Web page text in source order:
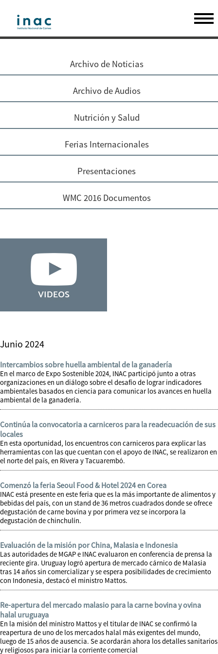
Archivo de Noticias
Archivo de Audios
Nutrición y Salud
Ferias Internacionales
Presentaciones
WMC 2016 Documentos
Junio 2024
Intercambios sobre huella ambiental de la ganadería
En el marco de Expo Sostenible 2024, INAC participó junto a otras
organizaciones en un diálogo sobre el desafío de lograr indicadores
ambientales basados en ciencia para comunicar los avances en huella
ambiental de la ganadería.
Continúa la convocatoria a carniceros para la readecuación de sus
locales
En esta oportunidad, los encuentros con carniceros para explicar las
herramientas con las que cuentan con el apoyo de INAC, se realizaron en
el norte del país, en Rivera y Tacuarembó.
Comenzó la feria Seoul Food & Hotel 2024 en Corea
INAC está presente en este feria que es la más importante de alimentos y
bebidas del país, con un stand de 36 metros cuadrados donde se ofrece
degustación de carne bovina y por primera vez se incorpora la
degustación de chinchulín.
Evaluación de la misión por China, Malasia e Indonesia
Las autoridades de MGAP e INAC evaluaron en conferencia de prensa la
reciente gira. Uruguay logró apertura de mercado cárnico de Malasia
tras 14 años sin comercializar y se espera posibilidades de crecimiento
con Indonesia, destacó el ministro Mattos.
Re-apertura del mercado malasio para la carne bovina y ovina
halal uruguaya
En la misión del ministro Mattos y el titular de INAC se confirmó la
reapertura de uno de los mercados halal más exigentes del mundo,
luego de 15 años de ausencia. Se acordarán ahora los detalles sanitarios
y religiosos para iniciar la corriente comercial